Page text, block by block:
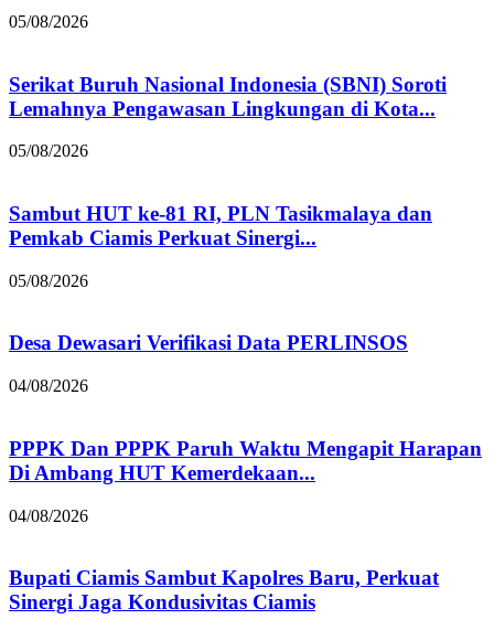
05/08/2026
Serikat Buruh Nasional Indonesia (SBNI) Soroti
Lemahnya Pengawasan Lingkungan di Kota...
05/08/2026
Sambut HUT ke-81 RI, PLN Tasikmalaya dan
Pemkab Ciamis Perkuat Sinergi...
05/08/2026
Desa Dewasari Verifikasi Data PERLINSOS
04/08/2026
PPPK Dan PPPK Paruh Waktu Mengapit Harapan
Di Ambang HUT Kemerdekaan...
04/08/2026
Bupati Ciamis Sambut Kapolres Baru, Perkuat
Sinergi Jaga Kondusivitas Ciamis